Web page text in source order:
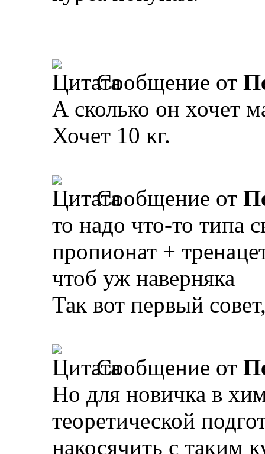
Сообщение от
А сколько он хочет
Хочет 10 кг.
Сообщение от
то надо что-то типа
пропионат +
чтоб уж наверняка
Так вот первый
Сообщение от
Но для новичка в
теоретической
накосячить с таким